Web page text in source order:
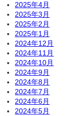
2025年4月
2025年3月
2025年2月
2025年1月
2024年12月
2024年11月
2024年10月
2024年9月
2024年8月
2024年7月
2024年6月
2024年5月